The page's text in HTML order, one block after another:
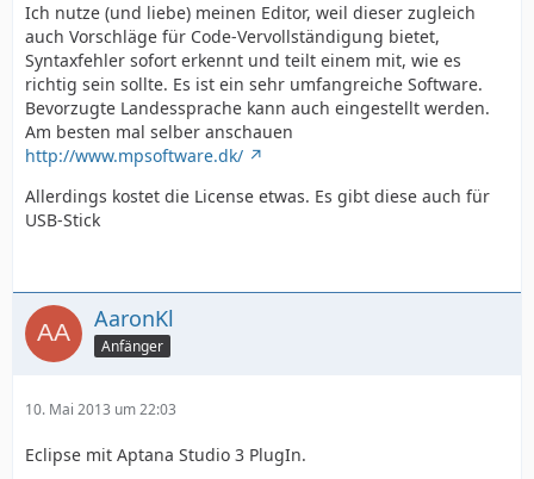
Ich nutze (und liebe) meinen Editor, weil dieser zugleich
auch Vorschläge für Code-Vervollständigung bietet,
Syntaxfehler sofort erkennt und teilt einem mit, wie es
richtig sein sollte. Es ist ein sehr umfangreiche Software.
Bevorzugte Landessprache kann auch eingestellt werden.
Am besten mal selber anschauen
http://www.mpsoftware.dk/
Allerdings kostet die License etwas. Es gibt diese auch für
USB-Stick
AaronKl
Anfänger
10. Mai 2013 um 22:03
Eclipse mit Aptana Studio 3 PlugIn.